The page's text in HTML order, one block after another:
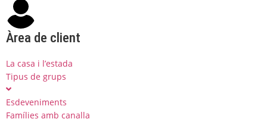
Àrea de client
La casa i l’estada
Tipus de grups
Esdeveniments
Famílies amb canalla